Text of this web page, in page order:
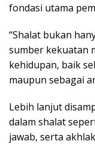
fondasi utama
“Shalat bukan
sumber kekuatan
kehidupan, baik
maupun sebagai
Lebih lanjut
dalam shalat
jawab, serta